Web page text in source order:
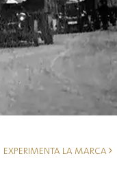
EXPERIMENTA LA MARCA